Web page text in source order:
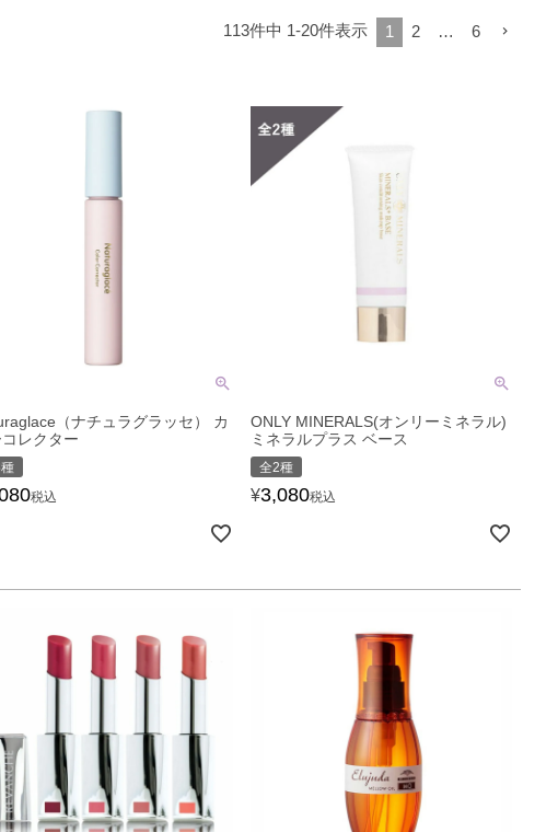
113件中 1-20件表示 1 2 … 6
（ナチュラグラッセ） カ
レクター
税込
ONLY MINERALS(オンリーミネラル)
ミネラルプラス ベース
全2種
¥3,080税込